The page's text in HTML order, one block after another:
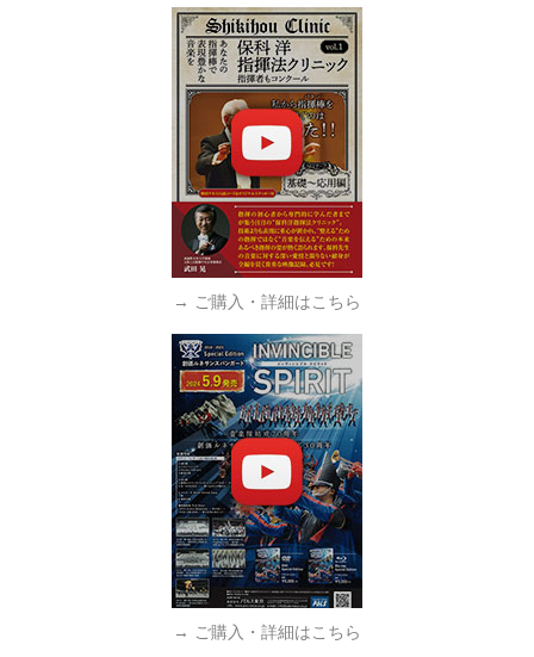
→ ご購入・詳細はこちら
→ ご購入・詳細はこちら